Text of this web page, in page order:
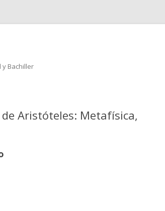
Bachiller
Aristóteles: Metafísica,